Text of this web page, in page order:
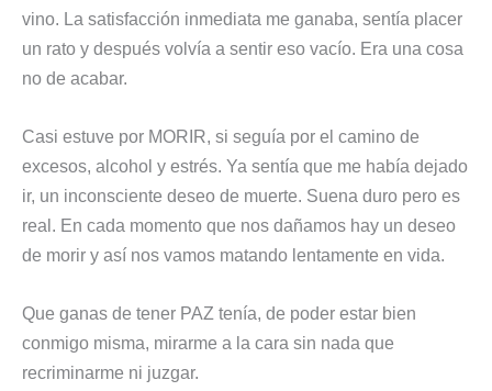
vino. La satisfacción inmediata me ganaba, sentía placer
un rato y después volvía a sentir eso vacío. Era una cosa
no de acabar.
Casi estuve por MORIR, si seguía por el camino de
excesos, alcohol y estrés. Ya sentía que me había dejado
ir, un inconsciente deseo de muerte. Suena duro pero es
real. En cada momento que nos dañamos hay un deseo
de morir y así nos vamos matando lentamente en vida.
Que ganas de tener PAZ tenía, de poder estar bien
conmigo misma, mirarme a la cara sin nada que
recriminarme ni juzgar.